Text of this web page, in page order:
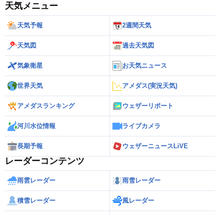
天気メニュー
天気予報 2週間天気
天気図 過去天気図
気象衛星 お天気ニュース
世界天気 アメダス(実況天気)
アメダスランキング ウェザーリポート
河川水位情報 ライブカメラ
長期予報 ウェザーニュースLiVE
レーダーコンテンツ
雨雲レーダー 雨雪レーダー
積雪レーダー 風レーダー